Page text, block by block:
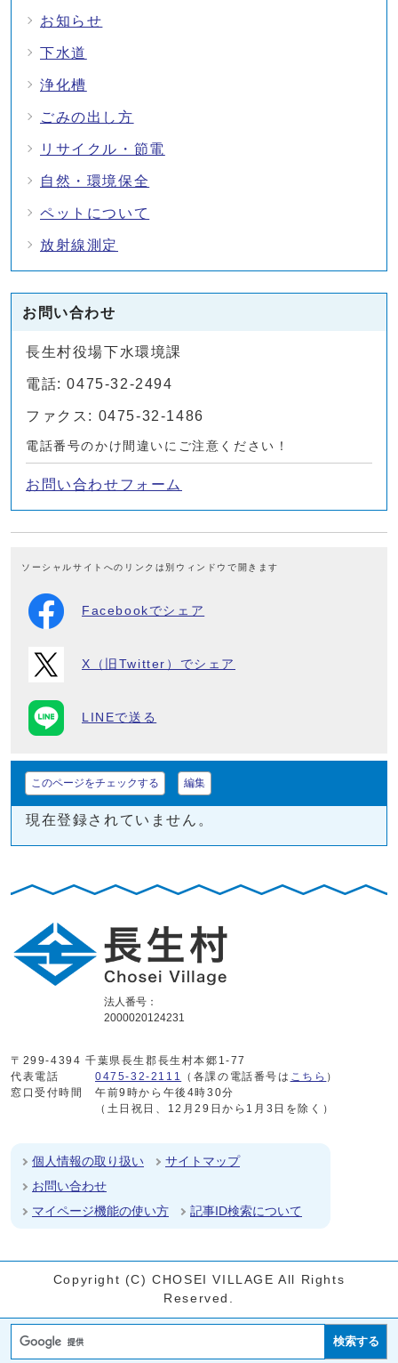
お知らせ
下水道
浄化槽
ごみの出し方
リサイクル・節電
自然・環境保全
ペットについて
放射線測定
お問い合わせ
長生村役場下水環境課
電話: 0475-32-2494
ファクス: 0475-32-1486
電話番号のかけ間違いにご注意ください！
お問い合わせフォーム
ソーシャルサイトへのリンクは別ウィンドウで開きます
Facebookでシェア
X（旧Twitter）でシェア
LINEで送る
このページをチェックする 編集
現在登録されていません。
法人番号：
2000020124231
〒299-4394 千葉県長生郡長生村本郷1-77
代表電話
0475-32-2111 （各課の電話番号は こちら ）
窓口受付時間
午前9時から午後4時30分
（土日祝日、12月29日から1月3日を除く）
個人情報の取り扱い
サイトマップ
お問い合わせ
マイページ機能の使い方
記事ID検索について
Copyright (C) CHOSEI VILLAGE All Rights
Reserved.
検索する